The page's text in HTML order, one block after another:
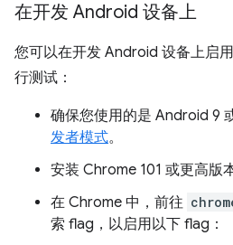
在开发 Android 设备上
您可以在开发 Android 设备上启
行测试：
确保您使用的是 Android 9
发者模式。
安装 Chrome 101 或更高版本
在 Chrome 中，前往
索 flag，以启用以下 flag：